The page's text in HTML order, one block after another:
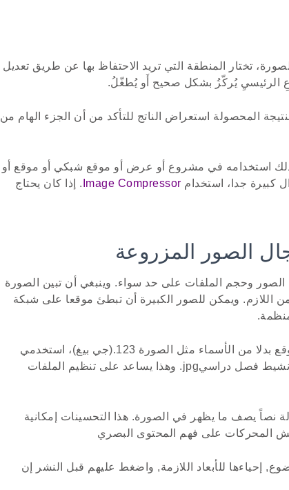
تختار المنطقة التي تريد الاحتفاظ بها عن طريق تعديل
يُركّزُ بشكل صحيح أَو يُطغّلُ.
المحصولة استعراض الناتج للتأكد من أن الجزء الهام من
ذلك استخدامه في مشروع أو عرض أو موقع شبكي أو موقع أو
كبيرة جدا، استخدام Image Compressor . إذا كان يحتاج
وحجم الملفات على حد سواء. وينبغي أن تبين الصورة
اللازم. ويمكن للصور الكبيرة أن تبطئ موقعا على شبكة
استخدمي أسماء ملف وصفية قبل تحميل الصور على موقع بدلا من الأسماء مثل الصورة 123.(جي بيغ)، استخدمي
أسماء ذات مغزى مثل ملصقات مشاريع الطلاب.نغم أو نشيط فصل دراسيjpg. وهذا يساعد على تنظيم الملفات
نصاً يصف ما يظهر في الصورة. هذا التحسينات إمكانية
المحركات على فهم المحتوى البصري
إحياءها للأبعاد اللازمة, واضغط عليهم قبل النشر إن